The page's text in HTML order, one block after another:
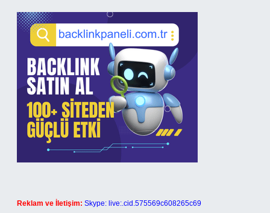
Reklam ve İletişim: Skype: live:.cid.575569c608265c69